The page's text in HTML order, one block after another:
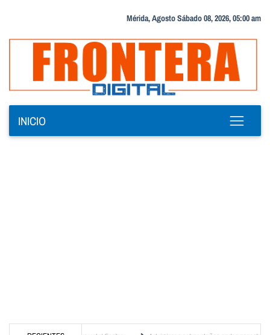
Mérida, Agosto Sábado 08, 2026, 05:00 am
INICIO